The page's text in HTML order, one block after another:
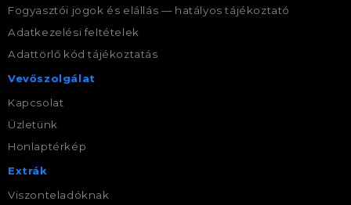
Fogyasztói jogok és elállás — hatályos tájékoztató
Adatkezelési feltételek
Adattörlő kód tájékoztatás
Vevőszolgálat
Kapcsolat
Üzletünk
Honlaptérkép
Extrák
Viszonteladóknak